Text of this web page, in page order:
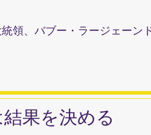
領、バブー・ラージェーン
果を決める